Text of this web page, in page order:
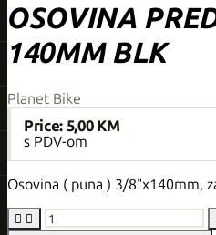
OSOVINA
140MM BLK
Planet Bike
Price: 5,00 KM
s PDV-om
Osovina ( puna ) 3/8"x140mm,
 